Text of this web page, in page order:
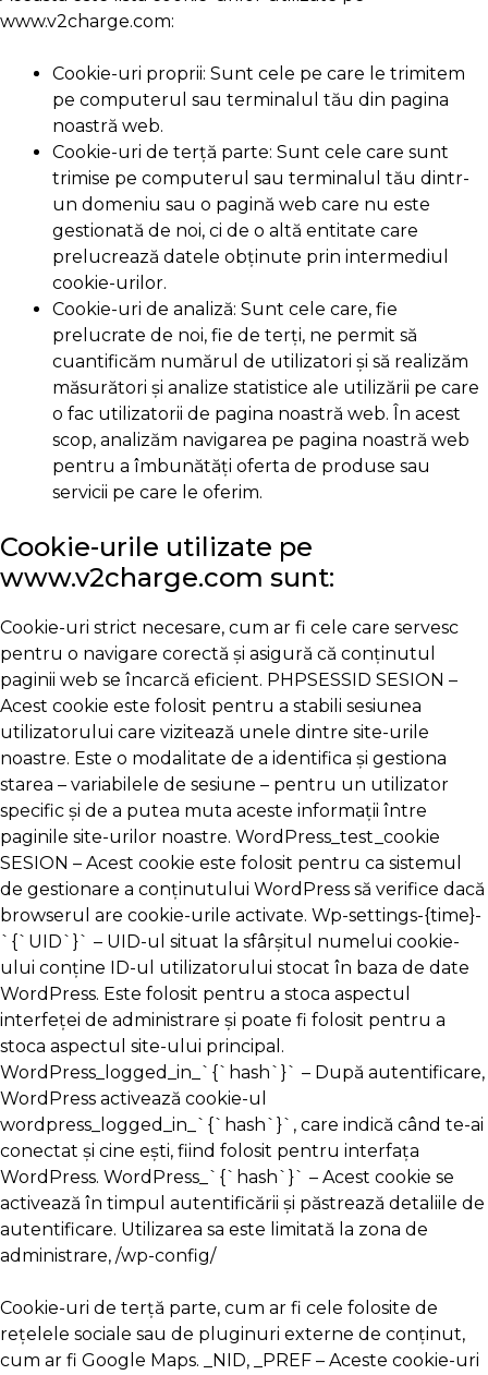
www.v2charge.com:
Cookie-uri proprii: Sunt cele pe care le trimitem
pe computerul sau terminalul tău din pagina
noastră web.
Cookie-uri de terță parte: Sunt cele care sunt
trimise pe computerul sau terminalul tău dintr-
un domeniu sau o pagină web care nu este
gestionată de noi, ci de o altă entitate care
prelucrează datele obținute prin intermediul
cookie-urilor.
Cookie-uri de analiză: Sunt cele care, fie
prelucrate de noi, fie de terți, ne permit să
cuantificăm numărul de utilizatori și să realizăm
măsurători și analize statistice ale utilizării pe care
o fac utilizatorii de pagina noastră web. În acest
scop, analizăm navigarea pe pagina noastră web
pentru a îmbunătăți oferta de produse sau
servicii pe care le oferim.
Cookie-urile utilizate pe
www.v2charge.com sunt:
Cookie-uri strict necesare, cum ar fi cele care servesc
pentru o navigare corectă și asigură că conținutul
paginii web se încarcă eficient. PHPSESSID SESION –
Acest cookie este folosit pentru a stabili sesiunea
utilizatorului care vizitează unele dintre site-urile
noastre. Este o modalitate de a identifica și gestiona
starea – variabilele de sesiune – pentru un utilizator
specific și de a putea muta aceste informații între
paginile site-urilor noastre. WordPress_test_cookie
SESION – Acest cookie este folosit pentru ca sistemul
de gestionare a conținutului WordPress să verifice dacă
browserul are cookie-urile activate. Wp-settings-{time}-
`{`UID`}` – UID-ul situat la sfârșitul numelui cookie-
ului conține ID-ul utilizatorului stocat în baza de date
WordPress. Este folosit pentru a stoca aspectul
interfeței de administrare și poate fi folosit pentru a
stoca aspectul site-ului principal.
WordPress_logged_in_`{`hash`}` – După autentificare,
WordPress activează cookie-ul
wordpress_logged_in_`{`hash`}`, care indică când te-ai
conectat și cine ești, fiind folosit pentru interfața
WordPress. WordPress_`{`hash`}` – Acest cookie se
activează în timpul autentificării și păstrează detaliile de
autentificare. Utilizarea sa este limitată la zona de
administrare, /wp-config/
Cookie-uri de terță parte, cum ar fi cele folosite de
rețelele sociale sau de pluginuri externe de conținut,
cum ar fi Google Maps. _NID, _PREF – Aceste cookie-uri